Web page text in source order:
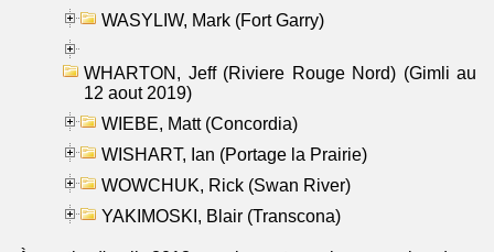
WASYLIW, Mark (Fort Garry)
WHARTON, Jeff (Riviere Rouge Nord) (Gimli au
12 aout 2019)
WIEBE, Matt (Concordia)
WISHART, Ian (Portage la Prairie)
WOWCHUK, Rick (Swan River)
YAKIMOSKI, Blair (Transcona)